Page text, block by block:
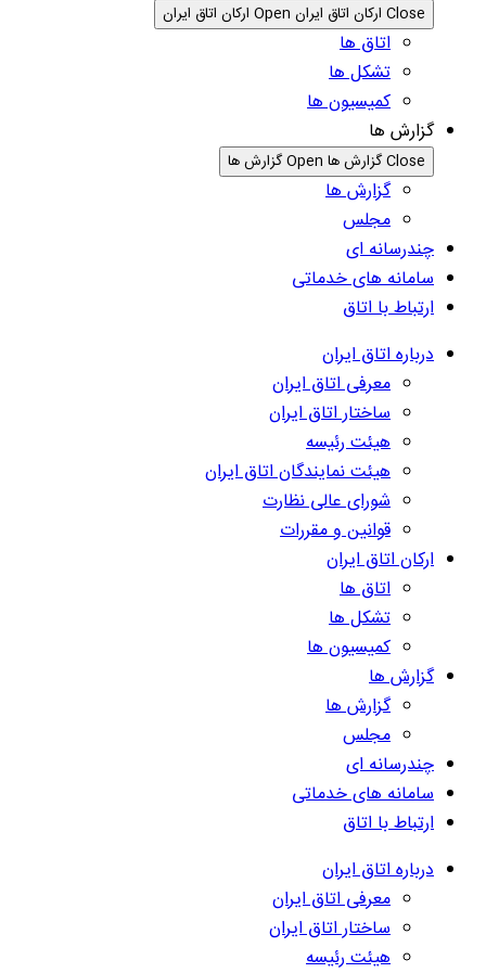
Close ارکان اتاق ایران Open ارکان اتاق ایران
اتاق ها
تشکل ها
کمیسیون ها
گزارش ها
Close گزارش ها Open گزارش ها
گزارش ها
مجلس
چندرسانه ای
سامانه های خدماتی
ارتباط با اتاق
درباره اتاق ایران
معرفی اتاق ایران
ساختار اتاق ایران
هیئت رئیسه
هیئت نمایندگان اتاق ایران
شورای عالی نظارت
قوانین و مقررات
ارکان اتاق ایران
اتاق ها
تشکل ها
کمیسیون ها
گزارش ها
گزارش ها
مجلس
چندرسانه ای
سامانه های خدماتی
ارتباط با اتاق
درباره اتاق ایران
معرفی اتاق ایران
ساختار اتاق ایران
هیئت رئیسه